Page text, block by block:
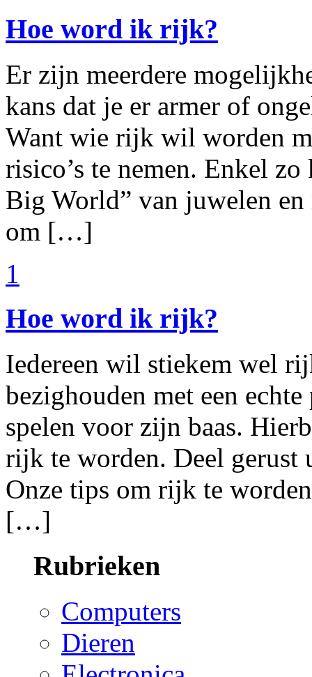
Hoe word ik rijk?
Er zijn meerdere
kans dat je er armer of
Want wie rijk wil worden
risico’s te nemen. Enkel
Big World” van juwelen
om […]
1
Hoe word ik rijk?
Iedereen wil stiekem wel
bezighouden met een
spelen voor zijn baas.
rijk te worden. Deel gerust
Onze tips om rijk te
[…]
Rubrieken
Computers
Dieren